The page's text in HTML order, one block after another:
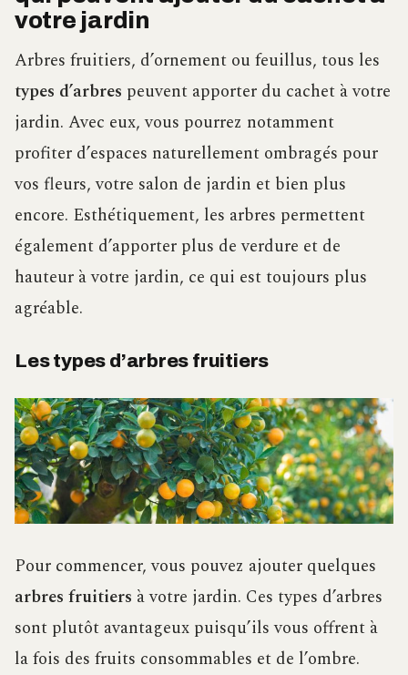
votre jardin
Arbres fruitiers, d’ornement ou feuillus, tous les
types d’arbres peuvent apporter du cachet à votre
jardin. Avec eux, vous pourrez notamment
profiter d’espaces naturellement ombragés pour
vos fleurs, votre salon de jardin et bien plus
encore. Esthétiquement, les arbres permettent
également d’apporter plus de verdure et de
hauteur à votre jardin, ce qui est toujours plus
agréable.
Les types d’arbres fruitiers
Pour commencer, vous pouvez ajouter quelques
arbres fruitiers à votre jardin. Ces types d’arbres
sont plutôt avantageux puisqu’ils vous offrent à
la fois des fruits consommables et de l’ombre.